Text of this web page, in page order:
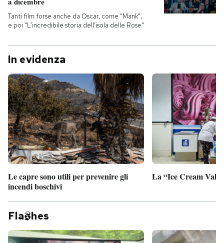
Tanti film forse anche da Oscar, come "Mank",
e poi "L’incredibile storia dell’isola delle Rose"
In evidenza
Le capre sono utili per prevenire gli
incendi boschivi
La “Ice Cream
Fla hes